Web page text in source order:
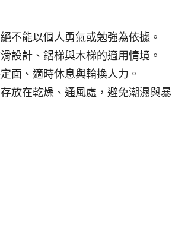
不能以個人勇氣或勉強為依據。
設計、鋁梯與木梯的適用情境。
面、適時休息與輪換人力。
放在乾燥、通風處，避免潮濕與暴